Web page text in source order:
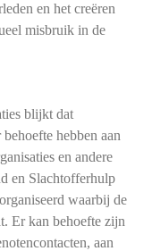
en het creëren
misbruik in de
blijkt dat
hebben aan
en andere
en Slachtofferhulp
waarbij de
Er kan behoefte zijn
aan